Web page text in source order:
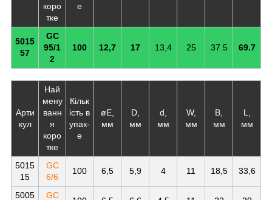
коро
тке
е
5015
57
GC
95/1
2
100 12,7 17 13,4 25 37.5 69.7
Арти
кул
Най
мену
ванн
я
коро
тке
Кільк
ість в
упак-
е
øE,
мм
D,
мм
d,
мм
W,
мм
B,
мм
L,
мм
5015
15
GC
6/6
100 6,5 5,9 4 11 18,5 33,6
5005 GC